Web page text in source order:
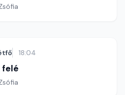
18:04
felé